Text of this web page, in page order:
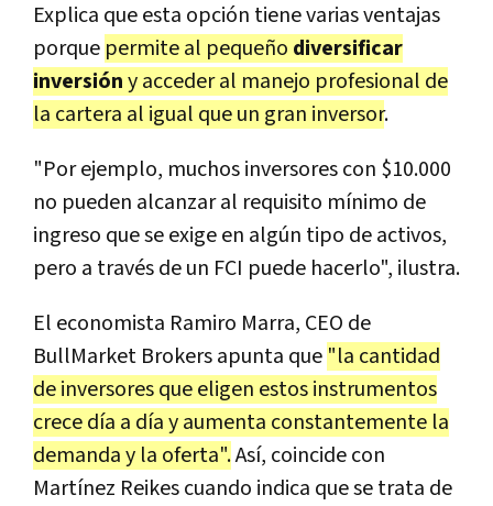
Explica que esta opción tiene varias ventajas
porque permite al pequeño diversificar
inversióny acceder al manejo profesional de
la cartera al igual que un gran inversor.
"Por ejemplo, muchos inversores con $10.000
no pueden alcanzar al requisito mínimo de
ingreso que se exige en algún tipo de activos,
pero a través de un FCI puede hacerlo", ilustra.
El economista Ramiro Marra, CEO de
BullMarket Brokers apunta que "la cantidad
de inversores que eligen estos instrumentos
crece día a día y aumenta constantemente la
demanda y la oferta".Así, coincide con
Martínez Reikes cuando indica que se trata de